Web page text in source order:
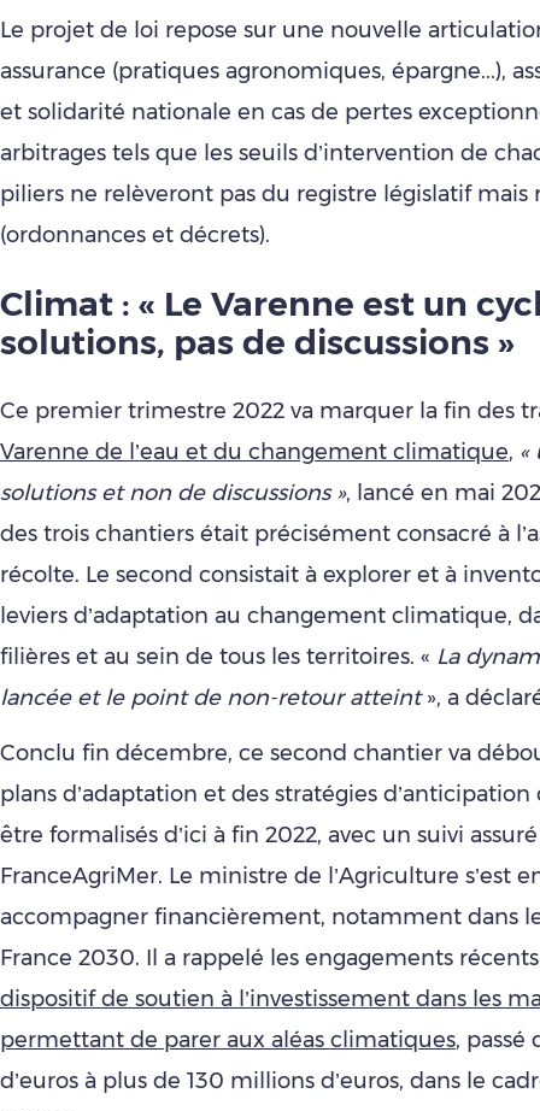
Le projet de loi repose sur une nouvelle
assurance (pratiques agronomiques, épargne...),
et solidarité nationale en cas de pertes
arbitrages tels que les seuils d’intervention de
piliers ne relèveront pas du registre législatif
(ordonnances et décrets).
Climat : « Le Varenne est un
solutions, pas de discussions »
Ce premier trimestre 2022 va marquer la fin des
Varenne de l’eau et du changement climatique, «
solutions et non de discussions », lancé en mai
des trois chantiers était précisément consacré à
récolte. Le second consistait à explorer et à
leviers d’adaptation au changement climatique,
filières et au sein de tous les territoires. « La
lancée et le point de non-retour atteint», a
Conclu fin décembre, ce second chantier va
plans d’adaptation et des stratégies
être formalisés d’ici à fin 2022, avec un suivi
FranceAgriMer. Le ministre de l’Agriculture s’est
accompagner financièrement, notamment dans
France 2030. Il a rappelé les engagements
dispositif de soutien à l’investissement dans les
permettant de parer aux aléas climatiques, passé
d’euros à plus de 130 millions d’euros, dans le